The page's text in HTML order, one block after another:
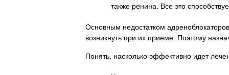
также ренина. Все это
Основным недостатком
возникнуть при их приеме. Поэтому
Понять, насколько эффективно идет